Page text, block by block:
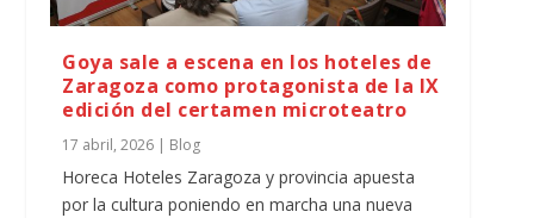
Goya sale a escena en los hoteles de
Zaragoza como protagonista de la IX
edición del certamen microteatro
17 abril, 2026 | Blog
Horeca Hoteles Zaragoza y provincia apuesta
por la cultura poniendo en marcha una nueva